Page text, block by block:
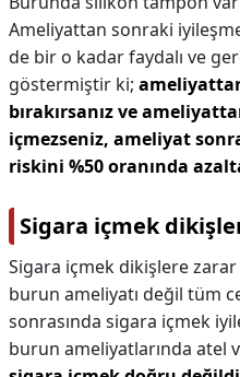
Ameliyattan sonraki
de bir o kadar faydalı ve
göstermiştir ki;
bırakırsanız ve
içmezseniz, ameliyat
riskini %50 oranında
Sigara içmek
Sigara içmek dikişlere
burun ameliyatı değil tüm
sonrasında sigara içmek
burun ameliyatlarında atel